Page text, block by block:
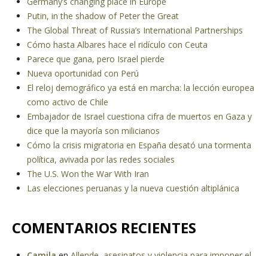
Putin, in the shadow of Peter the Great
The Global Threat of Russia’s International Partnerships
Cómo hasta Albares hace el ridículo con Ceuta
Parece que gana, pero Israel pierde
Nueva oportunidad con Perú
El reloj demográfico ya está en marcha: la lección europea
como activo de Chile
Embajador de Israel cuestiona cifra de muertos en Gaza y
dice que la mayoría son milicianos
Cómo la crisis migratoria en España desató una tormenta
política, avivada por las redes sociales
The U.S. Won the War With Iran
Las elecciones peruanas y la nueva cuestión altiplánica
COMENTARIOS RECIENTES